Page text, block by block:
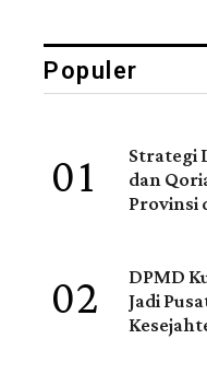
Populer
01 Strategi
dan
Provinsi
02 DPMD
Jadi